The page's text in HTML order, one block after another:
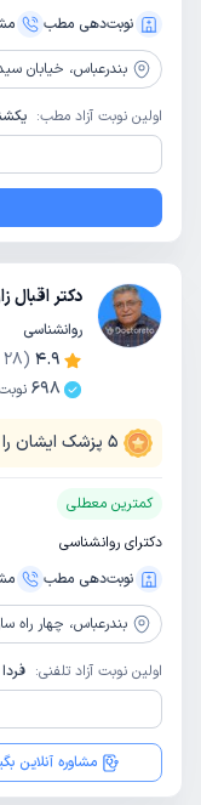
نوبت‌دهی مطب
بندرعباس، خیابان سید
اولین نوبت آزاد مطب: یکشنبه
دکتر اقبال
روانشناسی
4.9
(
28
698
5 پزشک ایشان را
کمترین معطلی
دکترای روانشناسی
نوبت‌دهی مطب
بندرعباس، چهار راه
اولین نوبت آزاد تلفنی: فردا
مشاوره آنلاین